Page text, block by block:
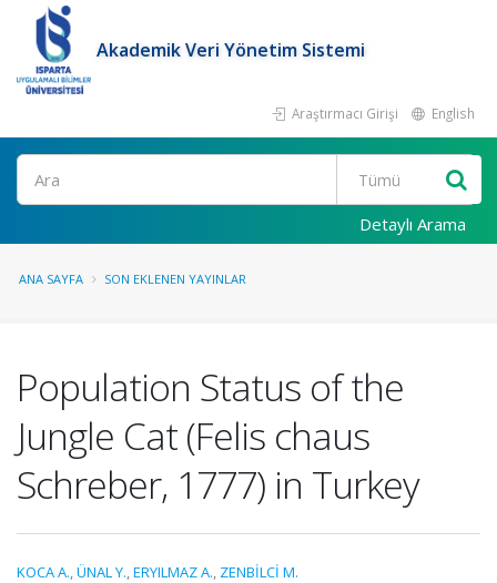
Akademik Veri Yönetim Sistemi
Araştırmacı Girişi English
Ara
Detaylı Arama
ANA SAYFA SON EKLENEN YAYINLAR
Population Status of the
Jungle Cat (Felis chaus
Schreber, 1777) in Turkey
KOCA A.,ÜNAL Y.,ERYILMAZ A., ZENBİLCİ M.